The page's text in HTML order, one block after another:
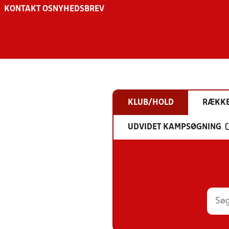
KONTAKT OS NYHEDSBREV
KLUB/HOLD
UDVIDET KAMPSØGNING